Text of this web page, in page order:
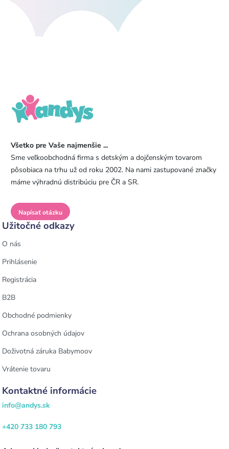
Všetko pre Vaše najmenšie ...
Sme veľkoobchodná firma s detským a dojčenským tovarom
pôsobiaca na trhu už od roku 2002. Na nami zastupované značky
máme výhradnú distribúciu pre ČR a SR.
Napísať otázku
Užitočné odkazy
O nás
Prihlásenie
Registrácia
B2B
Obchodné podmienky
Ochrana osobných údajov
Doživotná záruka Babymoov
Vrátenie tovaru
Kontaktné informácie
info@andys.sk
+420 733 180 793